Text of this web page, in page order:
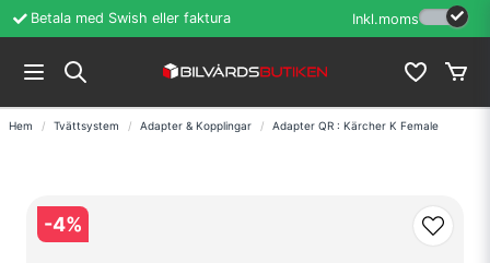
Öppet köp i 60 dagar Erfarenhet sedan
Inkl.moms
Hem Tvättsystem Adapter & Kopplingar Adapter QR : Kärcher K Female
-4%